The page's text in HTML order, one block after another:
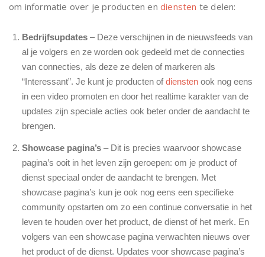
om informatie over je producten en diensten te delen:
Bedrijfsupdates – Deze verschijnen in de nieuwsfeeds van
al je volgers en ze worden ook gedeeld met de connecties
van connecties, als deze ze delen of markeren als
“Interessant”. Je kunt je producten ofdiensten ook nog eens
in een video promoten en door het realtime karakter van de
updates zijn speciale acties ook beter onder de aandacht te
brengen.
Showcase pagina’s – Dit is precies waarvoor showcase
pagina’s ooit in het leven zijn geroepen: om je product of
dienst speciaal onder de aandacht te brengen. Met
showcase pagina’s kun je ook nog eens een specifieke
community opstarten om zo een continue conversatie in het
leven te houden over het product, de dienst of het merk. En
volgers van een showcase pagina verwachten nieuws over
het product of de dienst. Updates voor showcase pagina’s